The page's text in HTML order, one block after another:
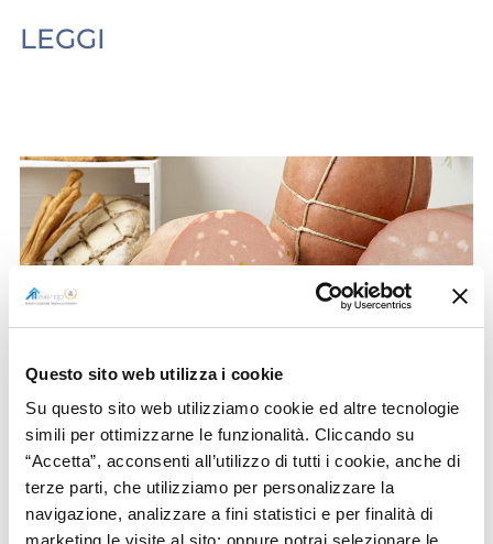
Questo sito web utilizza i cookie
Su questo sito web utilizziamo cookie ed altre tecnologie
simili per ottimizzarne le funzionalità. Cliccando su
“Accetta”, acconsenti all’utilizzo di tutti i cookie, anche di
terze parti, che utilizziamo per personalizzare la
navigazione, analizzare a fini statistici e per finalità di
marketing le visite al sito; oppure potrai selezionare le
LEGGI
MORTADELLA BOLOGNA IGP,
PRODUZIONE E VENDITE IN
AUMENTO NEL 2020
Mortadella Bologna Igp, produzione e vendite